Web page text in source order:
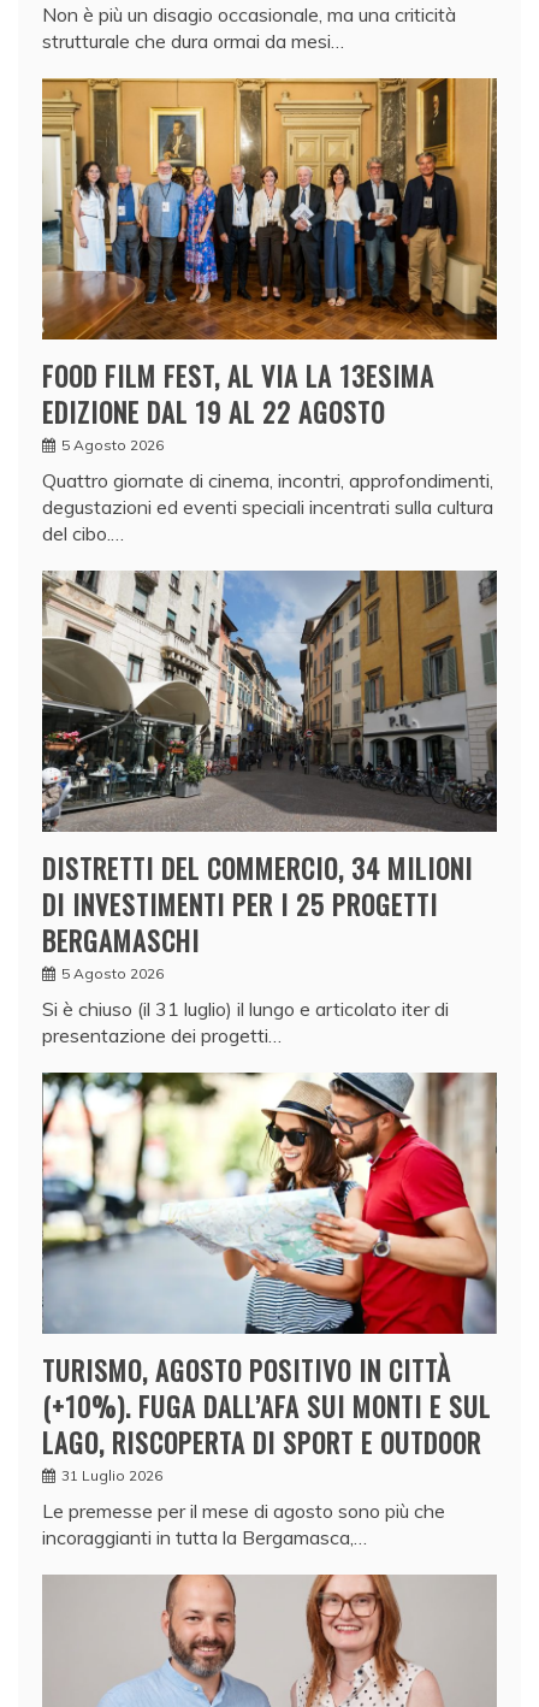
Non è più un disagio occasionale, ma una criticità
strutturale che dura ormai da mesi…
FOOD FILM FEST, AL VIA LA 13ESIMA
EDIZIONE DAL 19 AL 22 AGOSTO
5 Agosto 2026
Quattro giornate di cinema, incontri, approfondimenti,
degustazioni ed eventi speciali incentrati sulla cultura
del cibo.…
DISTRETTI DEL COMMERCIO, 34 MILIONI
DI INVESTIMENTI PER I 25 PROGETTI
BERGAMASCHI
5 Agosto 2026
Si è chiuso (il 31 luglio) il lungo e articolato iter di
presentazione dei progetti…
TURISMO, AGOSTO POSITIVO IN CITTÀ
(+10%). FUGA DALL’AFA SUI MONTI E SUL
LAGO, RISCOPERTA DI SPORT E OUTDOOR
31 Luglio 2026
Le premesse per il mese di agosto sono più che
incoraggianti in tutta la Bergamasca,…